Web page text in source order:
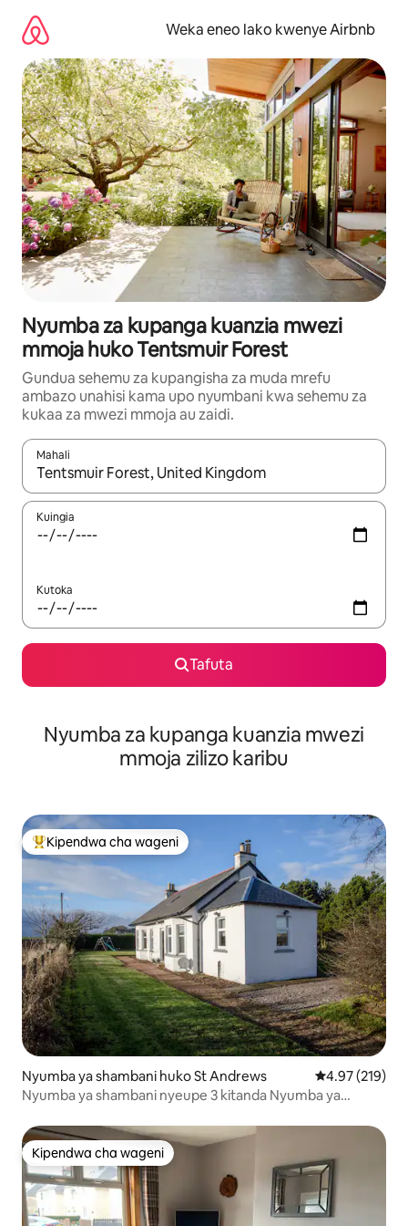
kwenda
kwenye
maudhui
Weka eneo lako kwenye Airbnb
Nyumba za kupanga kuanzia mwezi
mmoja huko Tentsmuir Forest
Gundua sehemu za kupangisha za muda mrefu
ambazo unahisi kama upo nyumbani kwa sehemu za
kukaa za mwezi mmoja au zaidi.
Mahali
Wakati matokeo yanapatikana, vinjari kwa kutumia vitufe vya
Kuingia
Kutoka
Tafuta
Nyumba za kupanga kuanzia mwezi
mmoja zilizo karibu
Kipendwa maarufu cha wageni
Kipendwa cha wageni
Nyumba ya shambani huko St Andrews Ukadiriaji wa
4.97 (219)
Nyumba ya shambani nyeupe 3 kitanda Nyumba ya
Kipendwa cha wageni
Kipendwa cha wageni